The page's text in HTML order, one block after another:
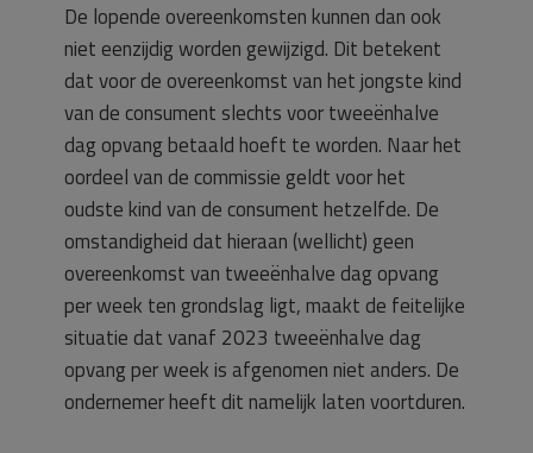
De lopende overeenkomsten kunnen dan ook
niet eenzijdig worden gewijzigd. Dit betekent
dat voor de overeenkomst van het jongste kind
van de consument slechts voor tweeënhalve
dag opvang betaald hoeft te worden. Naar het
oordeel van de commissie geldt voor het
oudste kind van de consument hetzelfde. De
omstandigheid dat hieraan (wellicht) geen
overeenkomst van tweeënhalve dag opvang
per week ten grondslag ligt, maakt de feitelijke
situatie dat vanaf 2023 tweeënhalve dag
opvang per week is afgenomen niet anders. De
ondernemer heeft dit namelijk laten voortduren.